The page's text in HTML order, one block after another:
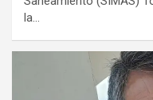
la…